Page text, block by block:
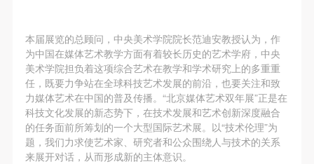
本届展览的总顾问，中央美术学院院长范迪安教授认为，作
为中国在媒体艺术教学方面有着较长历史的艺术学府，中央
美术学院担负着这项综合艺术在教学和学术研究上的多重重
任，既要力争站在全球科技艺术发展的前沿，也要关注和致
力媒体艺术在中国的普及传播。“北京媒体艺术双年展”正是在
科技文化发展的新态势下，在技术发展和艺术创新深度融合
的任务面前所筹划的一个大型国际艺术展。以“技术伦理”为
题，我们力求使艺术家、研究者和公众围绕人与技术的关系
来展开对话，从而形成新的主体意识。
验证码
登录
可使用雅昌艺术网会员账户登录